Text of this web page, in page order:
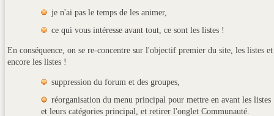
je n'ai pas le temps de les animer,
ce qui vous intéresse avant tout, ce sont les listes !
En conséquence, on se re-concentre sur l'objectif premier du site, les listes et
encore les listes !
suppression du forum et des groupes,
réorganisation du menu principal pour mettre en avant les listes
et leurs catégories principal, et retirer l'onglet Communauté.